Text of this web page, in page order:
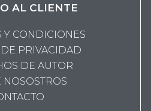
AL CLIENTE
Y CONDICIONES
PRIVACIDAD
DE AUTOR
NOSOSTROS